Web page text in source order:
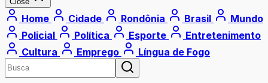
Home Cidade Rondônia Brasil
Mundo
Policial
Política Esporte
Entretenimento
Cultura
Emprego Língua de Fogo